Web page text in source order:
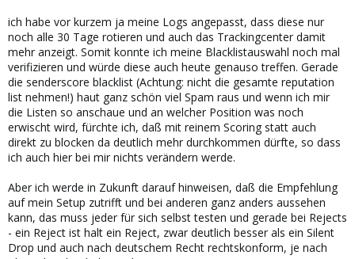
ich habe vor kurzem ja meine Logs angepasst, dass diese nur
noch alle 30 Tage rotieren und auch das Trackingcenter damit
mehr anzeigt. Somit konnte ich meine Blacklistauswahl noch mal
verifizieren und würde diese auch heute genauso treffen. Gerade
die senderscore blacklist (Achtung: nicht die gesamte reputation
list nehmen!) haut ganz schön viel Spam raus und wenn ich mir
die Listen so anschaue und an welcher Position was noch
erwischt wird, fürchte ich, daß mit reinem Scoring statt auch
direkt zu blocken da deutlich mehr durchkommen dürfte, so dass
ich auch hier bei mir nichts verändern werde.
Aber ich werde in Zukunft darauf hinweisen, daß die Empfehlung
auf mein Setup zutrifft und bei anderen ganz anders aussehen
kann, das muss jeder für sich selbst testen und gerade bei Rejects
- ein Reject ist halt ein Reject, zwar deutlich besser als ein Silent
Drop und auch nach deutschem Recht rechtskonform, je nach